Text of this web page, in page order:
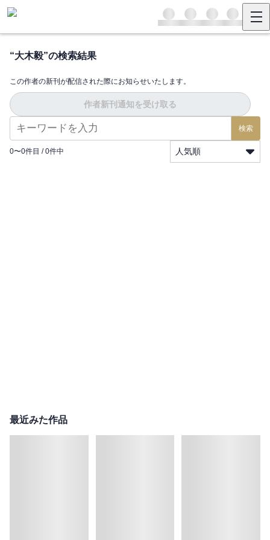
“大木毅”の検索結果
この作者の新刊が配信された際にお知らせいたします。
作者新刊通知を受け取る
検索
0〜0件目 / 0件中 人気順
最近みた作品